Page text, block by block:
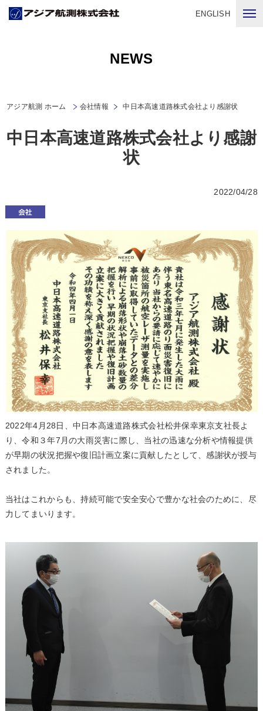
ENGLISH
NEWS
アジア航測 ホーム 会社情報 中日本高速道路株式会社より感謝状
中日本高速道路株式会社より感謝
状
2022/04/28
2022年4月28日、中日本高速道路株式会社松井保幸東京支社長よ
り、令和３年7月の大雨災害に際し、当社の迅速な分析や情報提供
が早期の状況把握や復旧計画立案に貢献したとして、感謝状が授与
されました。
当社はこれからも、持続可能で安全安心で豊かな社会のために、尽
力してまいります。